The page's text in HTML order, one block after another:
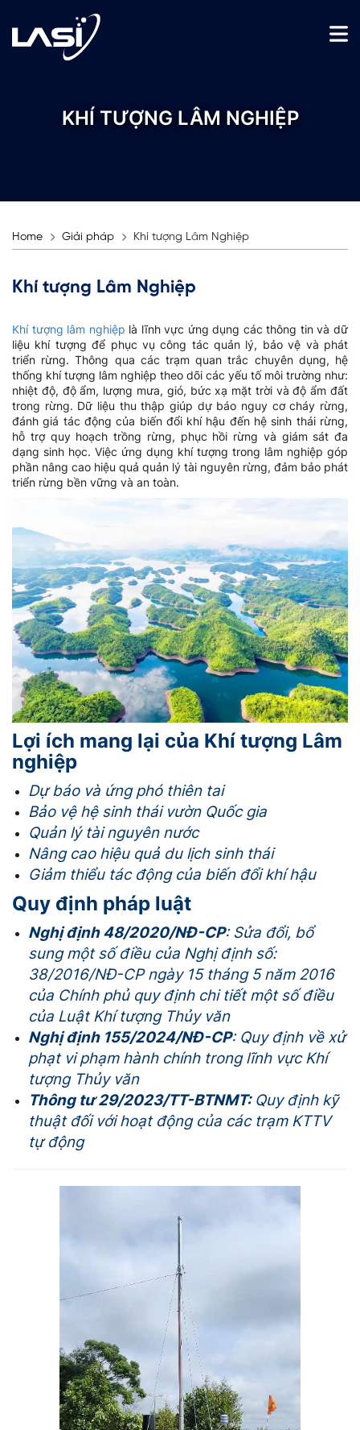
KHÍ TƯỢNG LÂM NGHIỆP
Home Giải pháp Khí tượng Lâm Nghiệp
Khí tượng Lâm Nghiệp
Khí tượng lâm nghiệp là lĩnh vực ứng dụng các thông tin và dữ
liệu khí tượng để phục vụ công tác quản lý, bảo vệ và phát
triển rừng. Thông qua các trạm quan trắc chuyên dụng, hệ
thống khí tượng lâm nghiệp theo dõi các yếu tố môi trường như:
nhiệt độ, độ ẩm, lượng mưa, gió, bức xạ mặt trời và độ ẩm đất
trong rừng. Dữ liệu thu thập giúp dự báo nguy cơ cháy rừng,
đánh giá tác động của biến đổi khí hậu đến hệ sinh thái rừng,
hỗ trợ quy hoạch trồng rừng, phục hồi rừng và giám sát đa
dạng sinh học. Việc ứng dụng khí tượng trong lâm nghiệp góp
phần nâng cao hiệu quả quản lý tài nguyên rừng, đảm bảo phát
triển rừng bền vững và an toàn.
Lợi ích mang lại của Khí tượng Lâm
nghiệp
Dự báo và ứng phó thiên tai
Bảo vệ hệ sinh thái vườn Quốc gia
Quản lý tài nguyên nước
Nâng cao hiệu quả du lịch sinh thái
Giảm thiểu tác động của biến đổi khí hậu
Quy định pháp luật
Nghị định 48/2020/NĐ-CP: Sửa đổi, bổ
sung một số điều của Nghị định số:
38/2016/NĐ-CP ngày 15 tháng 5 năm 2016
của Chính phủ quy định chi tiết một số điều
của Luật Khí tượng Thủy văn
Nghị định 155/2024/NĐ-CP: Quy định về xử
phạt vi phạm hành chính trong lĩnh vực Khí
tượng Thủy văn
Thông tư 29/2023/TT-BTNMT: Quy định kỹ
thuật đối với hoạt động của các trạm KTTV
tự động